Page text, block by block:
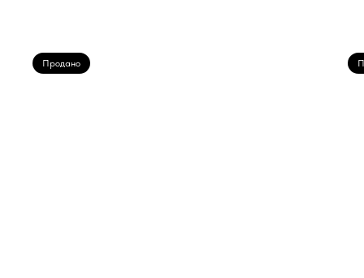
Продано